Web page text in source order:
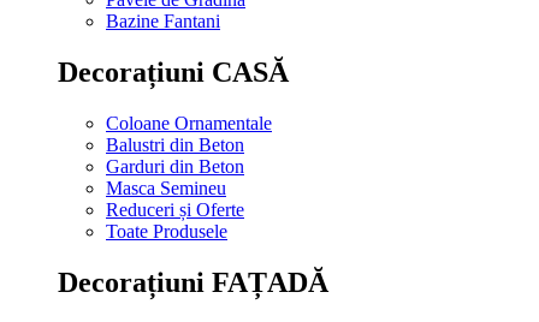
Bazine Fantani
Decorațiuni CASĂ
Coloane Ornamentale
Balustri din Beton
Garduri din Beton
Masca Semineu
Reduceri și Oferte
Toate Produsele
Decorațiuni FAȚADĂ